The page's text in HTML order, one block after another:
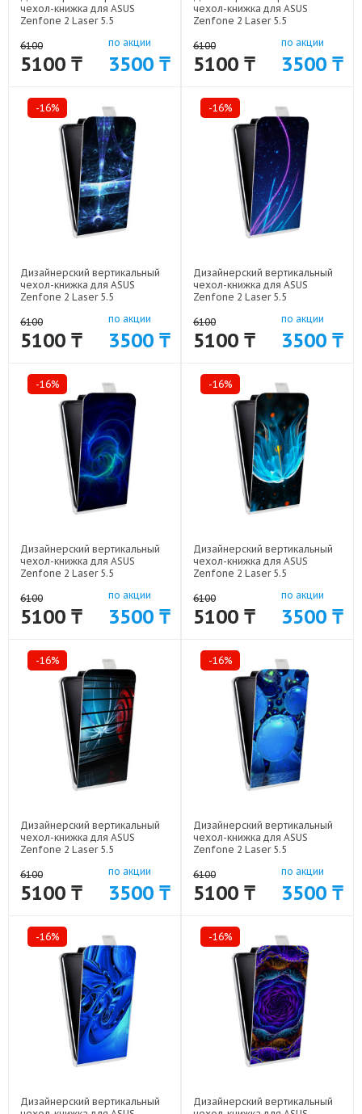
чехол-книжка для ASUS
Zenfone 2 Laser 5.5
1615
6100
5100 ₸
по акции
3500 ₸
чехол-книжка для ASUS
Zenfone 2 Laser 5.5
1634
6100
5100 ₸
по акции
3500 ₸
-16%
Дизайнерский вертикальный
чехол-книжка для ASUS
Zenfone 2 Laser 5.5
1613
6100
5100 ₸
по акции
3500 ₸
-16%
Дизайнерский вертикальный
чехол-книжка для ASUS
Zenfone 2 Laser 5.5
1619
6100
5100 ₸
по акции
3500 ₸
-16%
Дизайнерский вертикальный
чехол-книжка для ASUS
Zenfone 2 Laser 5.5
1632
6100
5100 ₸
по акции
3500 ₸
-16%
Дизайнерский вертикальный
чехол-книжка для ASUS
Zenfone 2 Laser 5.5
1607
6100
5100 ₸
по акции
3500 ₸
-16%
Дизайнерский вертикальный
чехол-книжка для ASUS
Zenfone 2 Laser 5.5
1611
6100
5100 ₸
по акции
3500 ₸
-16%
Дизайнерский вертикальный
чехол-книжка для ASUS
Zenfone 2 Laser 5.5
1633
6100
5100 ₸
по акции
3500 ₸
-16%
Дизайнерский вертикальный
-16%
Дизайнерский вертикальный